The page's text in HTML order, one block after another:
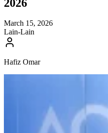
2026
March 15, 2026
Lain-Lain
Hafiz Omar